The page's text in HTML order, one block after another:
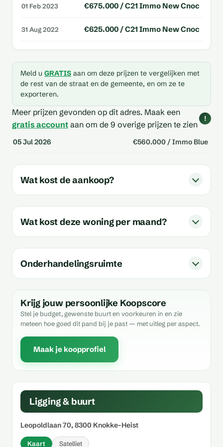
01 Feb 2023 €675.000 / C21 Immo New Cnoc
31 Aug 2022 €625.000 / C21 Immo New Cnoc
Meld u GRATIS aan om deze prijzen te vergelijken met
de rest van de straat en de gemeente, en om ze te
exporteren.
Meer prijzen gevonden op dit adres. Maak een
gratis account aan om de 9 overige prijzen te zien
!
05 Jul 2026 €560.000 / Immo Blue
Wat kost de aankoop?
Wat kost deze woning per maand?
Onderhandelingsruimte
Krijg jouw persoonlijke Koopscore
Stel je budget, gewenste buurt en voorkeuren in en zie
meteen hoe goed dit pand bij je past — met uitleg per aspect.
Maak je koopprofiel
Ligging & buurt
Leopoldlaan 70, 8300 Knokke-Heist
Kaart
Satelliet